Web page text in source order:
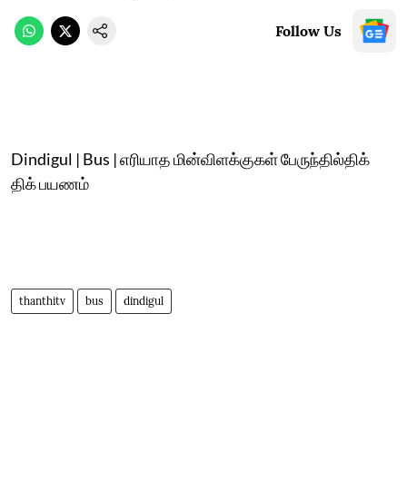
Follow Us
Dindigul | Bus | எரியாத மின்விளக்குகள் பேருந்தில்திக்
திக் பயணம்
thanthitv bus dindigul